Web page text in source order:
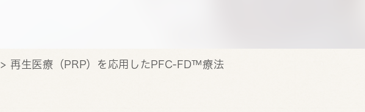
> 再生医療（PRP）を応用したPFC-FD™療法